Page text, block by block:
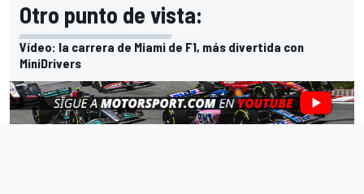
Otro punto de vista:
Vídeo: la carrera de Miami de F1, más divertida con
MiniDrivers